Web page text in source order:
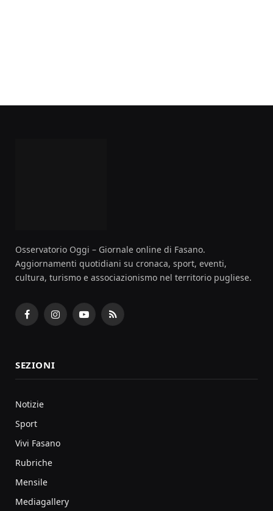
Osservatorio Oggi – Giornale online di Fasano.
Aggiornamenti quotidiani su cronaca, sport, eventi,
cultura, turismo e associazionismo nel territorio pugliese.
FacebookInstagramYouTubeRSS
SEZIONI
Notizie
Sport
Vivi Fasano
Rubriche
Mensile
Mediagallery